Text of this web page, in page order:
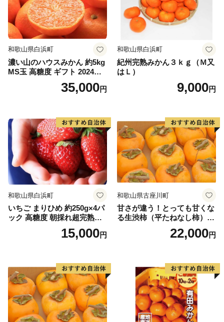
★ABCテレビのニュース情報番組「キャスト」で、
「串本食品株式会社」の“じゃばらマグロ” が紹介され
ました！
👉じゃばらマグロなど串本食品の返礼品はこちら
和歌山県白浜町
濃い山のハウスみかん 約5kg
MS玉 高糖度 ギフト 2024年7
35,000円
和歌山県白浜町
紀州完熟みかん３ｋｇ（Ｍ又
はＬ）
9,000円
和歌山県白浜町
いちご まりひめ 約250g×4パ
ック 高糖度 朝採れ超完熟ま
りひめ 1月以降発送分
15,000円
和歌山県古座川町
甘さが違う！とっても甘くな
る生渋柿（平たねなし柿）吊
ップ付約4.5～5kg 約24～30
22,000円